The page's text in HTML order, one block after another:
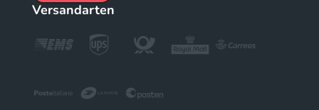
Versandarten